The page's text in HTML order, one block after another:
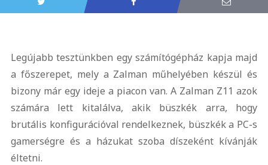
Legújabb tesztünkben egy számítógépház kapja majd
a főszerepet, mely a Zalman műhelyében készül és
bizony már egy ideje a piacon van. A Zalman Z11 azok
számára lett kitalálva, akik büszkék arra, hogy
brutális konfigurációval rendelkeznek, büszkék a PC-s
gamerségre és a házukat szoba díszeként kívánják
éltetni.